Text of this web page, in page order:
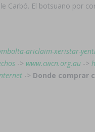
Carbó. El botsuano por
ariclaim-xeristar-
-> www.cwcn.org.au ->
-> Donde comprar